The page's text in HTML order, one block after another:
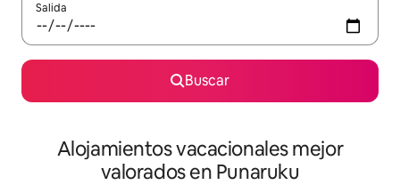
Salida
Buscar
Alojamientos vacacionales mejor
valorados en Punaruku